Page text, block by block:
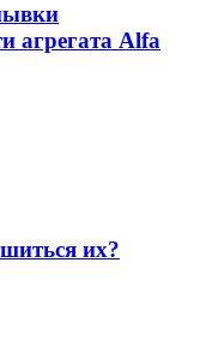
агрегата Alfa
их?